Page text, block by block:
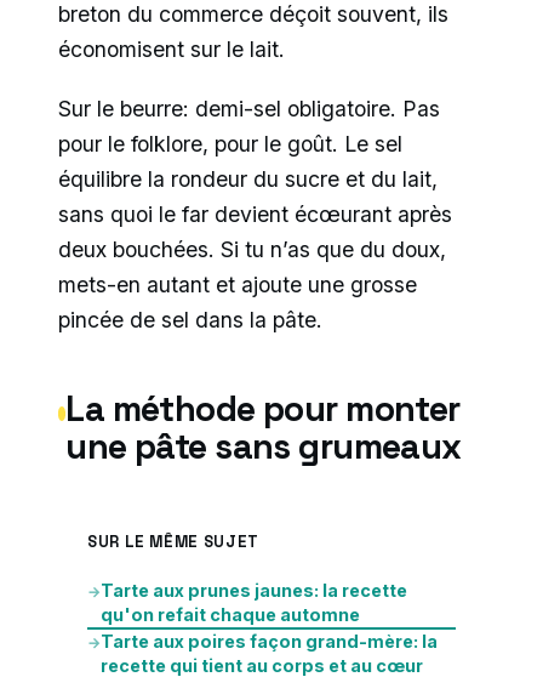
breton du commerce déçoit souvent, ils
économisent sur le lait.
Sur le beurre: demi-sel obligatoire. Pas
pour le folklore, pour le goût. Le sel
équilibre la rondeur du sucre et du lait,
sans quoi le far devient écœurant après
deux bouchées. Si tu n’as que du doux,
mets-en autant et ajoute une grosse
pincée de sel dans la pâte.
La méthode pour monter
une pâte sans grumeaux
SUR LE MÊME SUJET
→Tarte aux prunes jaunes: la recette
qu'on refait chaque automne
→Tarte aux poires façon grand-mère: la
recette qui tient au corps et au cœur